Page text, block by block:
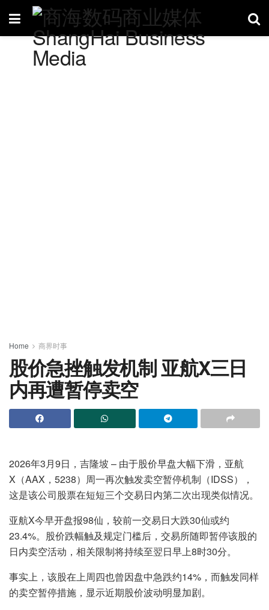
Home 商界时事
股价急挫触发机制 亚航X三日
内再遭暂停卖空
2026年3月9日，吉隆坡 – 由于股价早盘大幅下滑，亚航
X（AAX，5238）周一再次触发卖空暂停机制（IDSS），
这是该公司股票在短短三个交易日内第二次出现类似情况。
亚航X今早开盘报98仙，较前一交易日大跌30仙或约
23.4%。股价跌幅触及规定门槛后，交易所随即暂停该股的
日内卖空活动，相关限制将持续至翌日早上8时30分。
事实上，该股在上周四也曾因盘中急跌约14%，而触发同样
的卖空暂停措施，显示近期股价波动明显加剧。